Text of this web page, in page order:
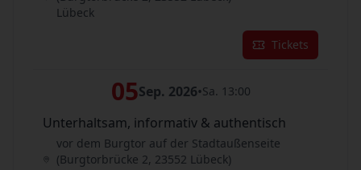
Lübeck
Tickets
05Sep. 2026•Sa. 13:00
Unterhaltsam, informativ & authentisch
vor dem Burgtor auf der Stadtaußenseite
(Burgtorbrücke 2, 23552 Lübeck)